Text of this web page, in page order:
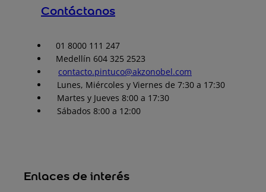
Contáctanos
01 8000 111 247
Medellín 604 325 2523
contacto.pintuco@akzonobel.com
Lunes, Miércoles y Viernes de 7:30 a 17:30
Martes y Jueves 8:00 a 17:30
Sábados 8:00 a 12:00
Enlaces de interés